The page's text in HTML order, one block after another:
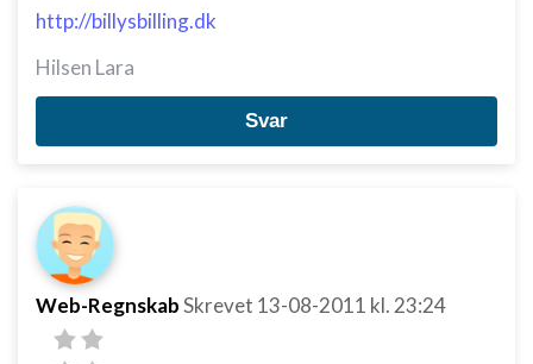
http://billysbilling.dk
Hilsen Lara
Svar
Web-RegnskabSkrevet 13-08-2011 kl. 23:24